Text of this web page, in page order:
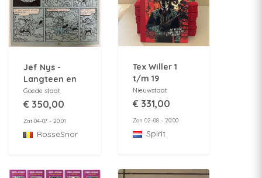
Jef Nys -
Langteen en
Schommelbuik
- 2 De
1964 -
Originele
Goede staat
€ 350,00
Zat 04-07 - 20:01
RosseSnor
Tex Willer 1
t/m 19
compleet.
Luxe
uitgave met
linnen rug.
Nieuwstaat
€ 331,00
Zon 02-08 - 20:00
Spirit